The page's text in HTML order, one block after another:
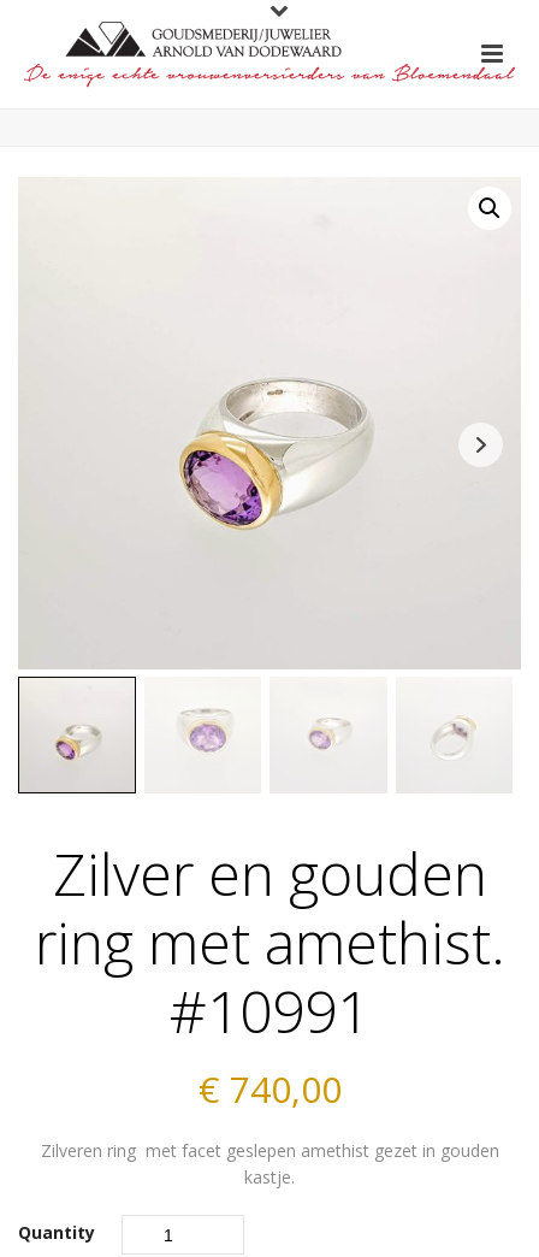
Zilver en gouden
ring met amethist.
#10991
€ 740,00
Zilveren ring met facet geslepen amethist gezet in gouden
kastje.
Quantity